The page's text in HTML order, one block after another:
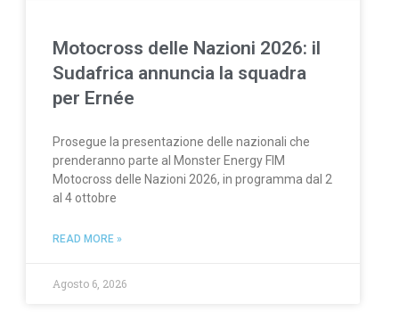
Motocross delle Nazioni 2026: il
Sudafrica annuncia la squadra
per Ernée
Prosegue la presentazione delle nazionali che
prenderanno parte al Monster Energy FIM
Motocross delle Nazioni 2026, in programma dal 2
al 4 ottobre
READ MORE »
Agosto 6, 2026